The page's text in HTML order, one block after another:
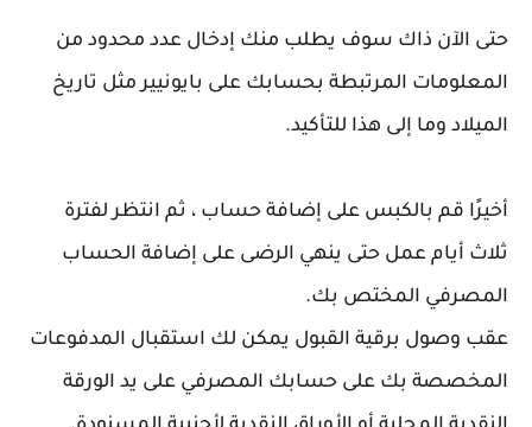
حتى الآن ذاك سوف يطلب منك إدخال عدد محدود من
المعلومات المرتبطة بحسابك على بايونيير مثل تاريخ
الميلاد وما إلى هذا للتأكيد.
أخيرًا قم بالكبس على إضافة حساب ، ثم انتظر لفترة
ثلاث أيام عمل حتى ينهي الرضى على إضافة الحساب
المصرفي المختص بك.
عقب وصول برقية القبول يمكن لك استقبال المدفوعات
المخصصة بك على حسابك المصرفي على يد الورقة